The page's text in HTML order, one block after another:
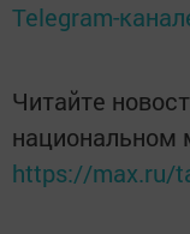
Telegram-
Читайте
национальном
https://max.ru/